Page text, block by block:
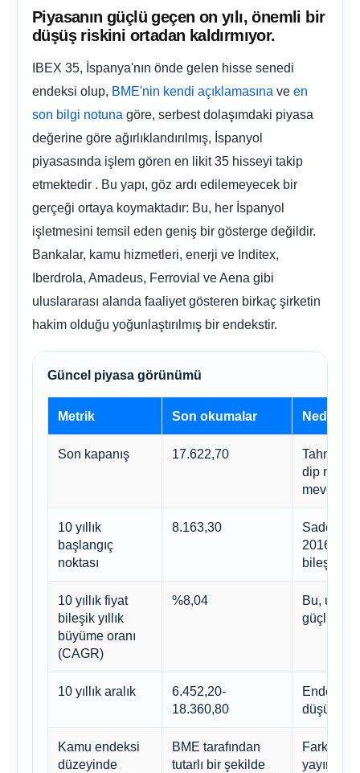
Piyasanın güçlü geçen on yılı, önemli bir
düşüş riskini ortadan kaldırmıyor.
IBEX 35, İspanya'nın önde gelen hisse senedi
endeksi olup, BME'nin kendi açıklamasına ve en
son bilgi notuna göre, serbest dolaşımdaki piyasa
değerine göre ağırlıklandırılmış, İspanyol
piyasasında işlem gören en likit 35 hisseyi takip
etmektedir . Bu yapı, göz ardı edilemeyecek bir
gerçeği ortaya koymaktadır: Bu, her İspanyol
işletmesini temsil eden geniş bir gösterge değildir.
Bankalar, kamu hizmetleri, enerji ve Inditex,
Iberdrola, Amadeus, Ferrovial ve Aena gibi
uluslararası alanda faaliyet gösteren birkaç şirketin
hakim olduğu yoğunlaştırılmış bir endekstir.
Güncel piyasa görünümü
Metrik Son okumalar Neden
Son kapanış 17.622,70
Tahmin
dip
mevcut
10 yıllık
başlangıç ​​
noktası
8.163,30
Sadece
2016
bileşik
10 yıllık fiyat
bileşik yıllık
büyüme oranı
(CAGR)
%8,04
Bu, uzun
güçlü
10 yıllık aralık
6.452,20-
18.360,80
Endeks,
düşüşler
Kamu endeksi
düzeyinde
BME tarafından
tutarlı bir şekilde
Farklı